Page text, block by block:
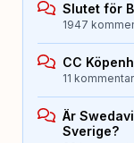
Slutet för
1947
CC
11
Är
Sverige?